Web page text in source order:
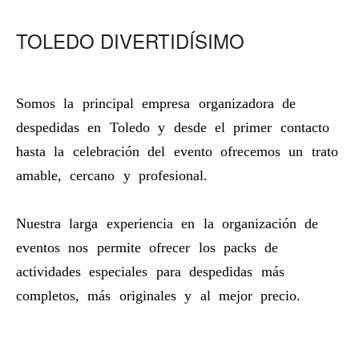
TOLEDO DIVERTIDÍSIMO
Somos la principal empresa organizadora de
despedidas en Toledo y desde el primer contacto
hasta la celebración del evento ofrecemos un trato
amable, cercano y profesional.
Nuestra larga experiencia en la organización de
eventos nos permite ofrecer los packs de
actividades especiales para despedidas más
completos, más originales y al mejor precio.